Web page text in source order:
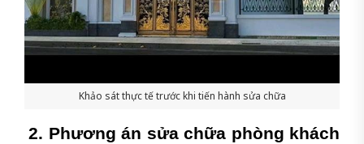
Khảo sát thực tế trước khi tiến hành sửa chữa
2. Phương án sửa chữa phòng khách